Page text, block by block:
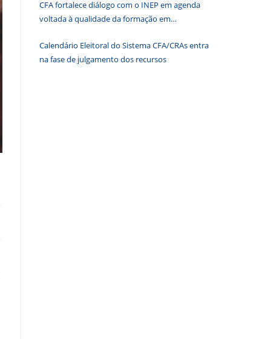
CFA fortalece diálogo com o INEP em agenda
voltada à qualidade da formação em
Calendário Eleitoral do Sistema CFA/CRAs entra
na fase de julgamento dos recursos